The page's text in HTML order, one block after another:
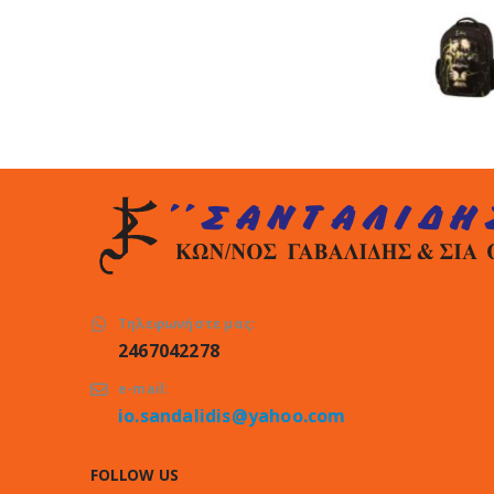
Τηλεφωνήστε μας:
2467042278
e-mail:
io.sandalidis@yahoo.com
FOLLOW US